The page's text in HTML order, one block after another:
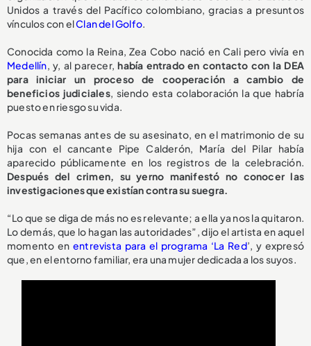
Unidos a través del Pacífico colombiano, gracias a presuntos
vínculos con elClan del Golfo.
Conocida como la Reina, Zea Cobo nació en Cali pero vivía en
Medellín, y, al parecer,había entrado en contacto con la DEA
para iniciar un proceso de cooperación a cambio de
beneficios judiciales, siendo esta colaboración la que habría
puesto en riesgo su vida.
Pocas semanas antes de su asesinato, en el matrimonio de su
hija con el cancante Pipe Calderón, María del Pilar había
aparecido públicamente en los registros de la celebración.
Después del crimen, su yerno manifestó no conocer las
investigaciones que existían contra su suegra.
“Lo que se diga de más no es relevante; a ella ya nos la quitaron.
Lo demás, que lo hagan las autoridades”, dijo el artista en aquel
momento en entrevista para el programa ‘La Red’, y expresó
que, en el entorno familiar, era una mujer dedicada a los suyos.